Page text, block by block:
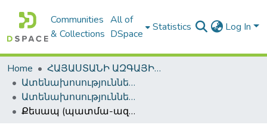
Communities
& Collections
All of
DSpace
Statistics Log In
Home
ՀԱՅԱՍՏԱՆԻ ԱԶԳԱՅԻՆ ԳՐԱԴԱՐԱՆԻ ԹՎԱՅԻՆ ՊԱՀՈՑ / DIGITAL REPOSITORY OF NLA
Ատենախոսություններ և սեղմագրեր / Theses & Abstracts
Ատենախոսություններ և սեղմագրեր / Theses & Abstracts
Քեսապ (պատմա-ազգագրական ուսումնասիրություն) / Kesap (historical-ethnographic study)